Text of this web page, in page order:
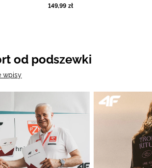
149,99 zł
od podszewki
wpisy